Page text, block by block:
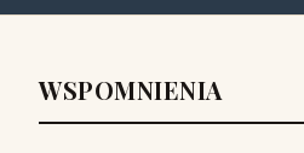
WSPOMNIENIA